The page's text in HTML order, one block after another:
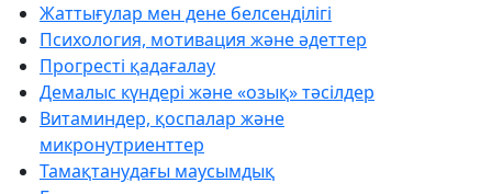
Жаттығулар мен дене белсенділігі
Психология, мотивация және әдеттер
Прогресті қадағалау
Демалыс күндері және «озық» тәсілдер
Витаминдер, қоспалар және
микронутриенттер
Тамақтанудағы маусымдық